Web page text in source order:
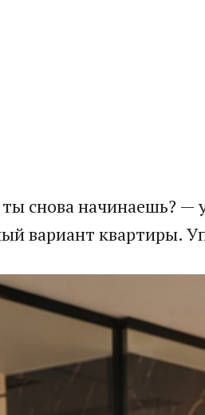
снова начинаешь? —
вариант квартиры.